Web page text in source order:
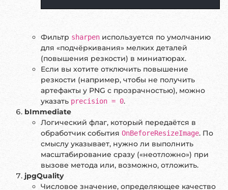
Фильтр sharpen используется по умолчанию
для «подчёркивания» мелких деталей
(повышения резкости) в миниатюрах.
Если вы хотите отключить повышение
резкости (например, чтобы не получить
артефакты у PNG с прозрачностью), можно
указать precision = 0.
bImmediate
Логический флаг, который передаётся в
обработчик события OnBeforeResizeImage. По
смыслу указывает, нужно ли выполнить
масштабирование сразу («неотложно») при
вызове метода или, возможно, отложить.
jpgQuality
Числовое значение, определяющее качество